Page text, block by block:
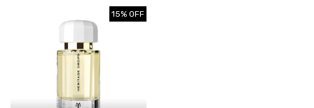
15% OFF